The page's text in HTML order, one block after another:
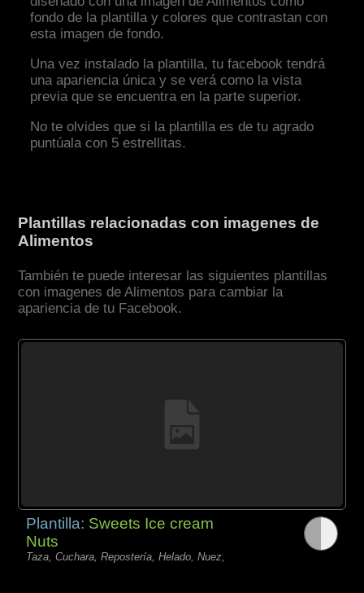
fondo de la plantilla y colores que contrastan con
esta imagen de fondo.
Una vez instalado la plantilla, tu facebook tendrá
una apariencia única y se verá como la vista
previa que se encuentra en la parte superior.
No te olvides que si la plantilla es de tu agrado
puntúala con 5 estrellitas.
Plantillas relacionadas con imagenes de
Alimentos
También te puede interesar las siguientes plantillas
con imagenes de Alimentos para cambiar la
apariencia de tu Facebook.
Plantilla: Sweets Ice cream
Nuts
Taza, Cuchara, Repostería, Helado, Nuez,